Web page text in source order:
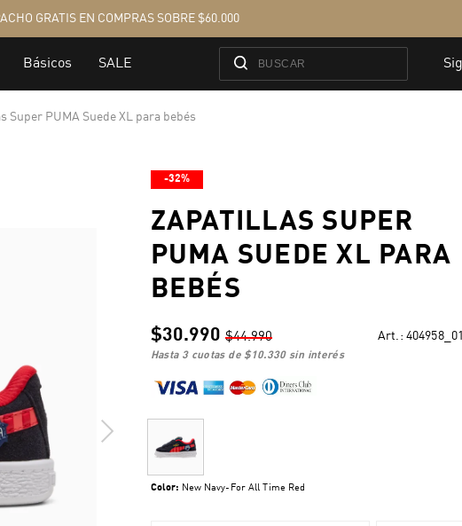
Super PUMA Suede XL para bebés
-32%
ZAPATILLAS SUPER
PUMA SUEDE XL PARA
BEBÉS
$30.990 $44.990 Art.: 404958_01
hasta 3 cuotas de $10.330sin interés
Color: New Navy-For All Time Red